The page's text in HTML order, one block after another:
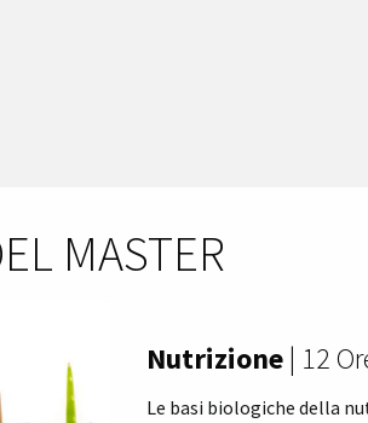
MASTER
Nutrizione| 12
Le basi biologiche della